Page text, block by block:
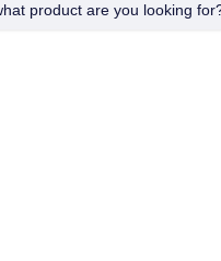
product are you looking